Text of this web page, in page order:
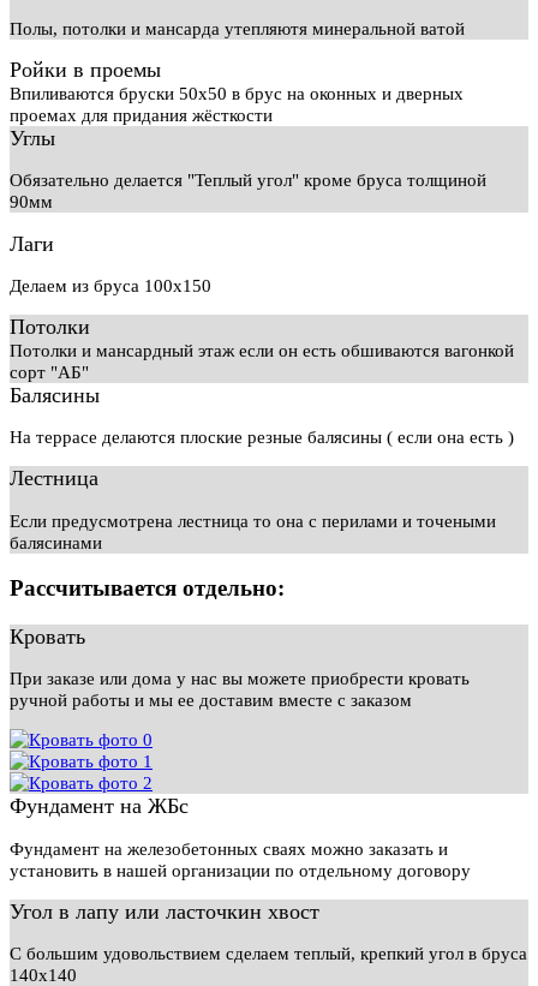
Полы, потолки и мансарда утепляютя минеральной ватой
Ройки в проемы
Впиливаются бруски 50х50 в брус на оконных и дверных
проемах для придания жёсткости
Углы
Обязательно делается "Теплый угол" кроме бруса толщиной
90мм
Лаги
Делаем из бруса 100х150
Потолки
Потолки и мансардный этаж если он есть обшиваются вагонкой
сорт "АБ"
Балясины
На террасе делаются плоские резные балясины ( если она есть )
Лестница
Если предусмотрена лестница то она с перилами и точеными
балясинами
Рассчитывается отдельно:
Кровать
При заказе или дома у нас вы можете приобрести кровать
ручной работы и мы ее доставим вместе с заказом
Фундамент на ЖБс
Фундамент на железобетонных сваях можно заказать и
установить в нашей организации по отдельному договору
Угол в лапу или ласточкин хвост
С большим удовольствием сделаем теплый, крепкий угол в бруса
140х140